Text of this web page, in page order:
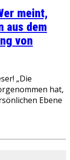
meint,
aus dem
von
„Die
hat,
Ebene